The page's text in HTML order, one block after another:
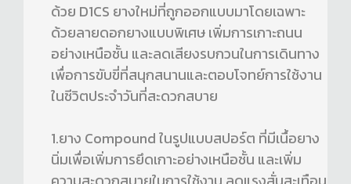
ด้วย D1CS ยางใหม่ที่ถูกออกแบบมาโดยเฉพาะ
ด้วยลายดอกยางแบบพิเศษ เพิ่มการเกาะถนน
อย่างเหนือชั้น และลดเสียงรบกวนในการเดินทาง
เพื่อการขับขี่ที่สนุกสนานและตอบโจทย์การใช้งาน
ในชีวิตประจำวันที่สะดวกสบาย
1.ยาง Compound ในรูปแบบสปอร์ต ที่มีเนื้อยาง
นิ่มเพื่อเพิ่มการยึดเกาะอย่างเหนือชั้น และเพิ่ม